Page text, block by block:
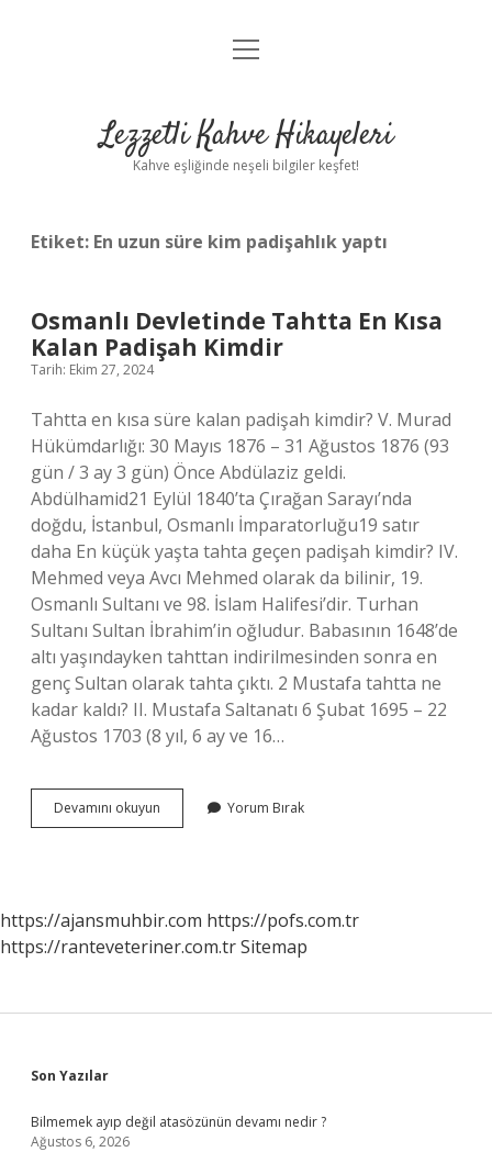
Anasayfa
Yasal Uyarı
menüyü
Lezzetli Kahve Hikayeleri
Kahve eşliğinde neşeli bilgiler keşfet!
Etiket: En uzun süre kim padişahlık yaptı
Osmanlı Devletinde Tahtta En Kısa
Kalan Padişah Kimdir
Tarih: Ekim 27, 2024
Tahtta en kısa süre kalan padişah kimdir? V. Murad
Hükümdarlığı: 30 Mayıs 1876 – 31 Ağustos 1876 (93
gün / 3 ay 3 gün) Önce Abdülaziz geldi.
Abdülhamid21 Eylül 1840’ta Çırağan Sarayı’nda
doğdu, İstanbul, Osmanlı İmparatorluğu19 satır
daha En küçük yaşta tahta geçen padişah kimdir? IV.
Mehmed veya Avcı Mehmed olarak da bilinir, 19.
Osmanlı Sultanı ve 98. İslam Halifesi’dir. Turhan
Sultanı Sultan İbrahim’in oğludur. Babasının 1648’de
altı yaşındayken tahttan indirilmesinden sonra en
genç Sultan olarak tahta çıktı. 2 Mustafa tahtta ne
kadar kaldı? II. Mustafa Saltanatı 6 Şubat 1695 – 22
Ağustos 1703 (8 yıl, 6 ay ve 16…
Devamını okuyun Osmanlı
Devletinde
Padişah
Kimdir
Yorum Bırak
https://ajansmuhbir.com https://pofs.com.tr
https://ranteveteriner.com.trSitemap
Sidebar
Son Yazılar
Bilmemek ayıp değil atasözünün devamı nedir ?
Ağustos 6, 2026